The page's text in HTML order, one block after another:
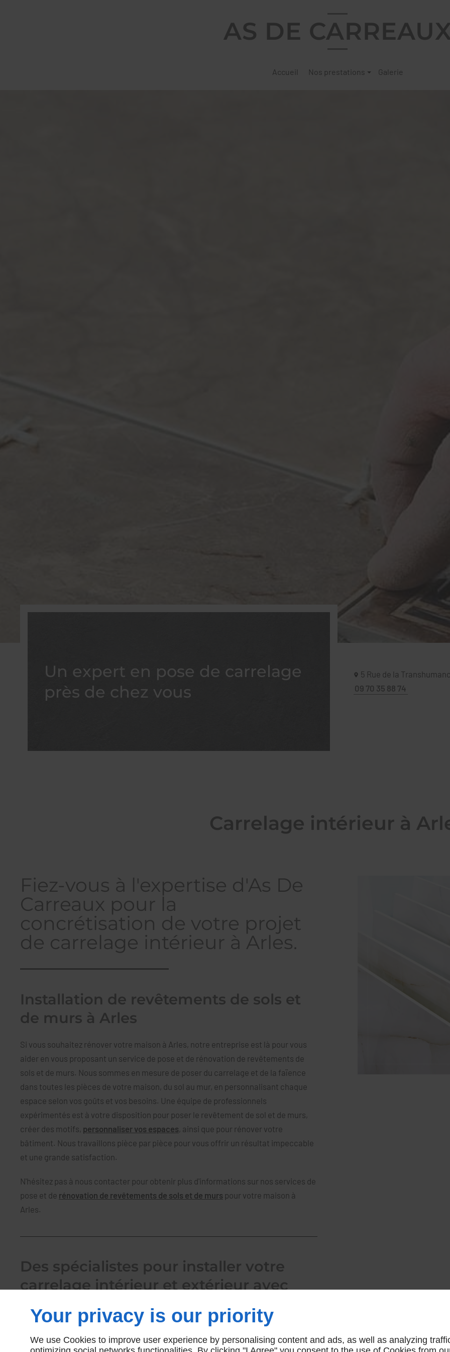
Un expert en pose de carrelage
près de chez vous
5 Rue de la
09 70 35 88 74
AS DE
Accueil Nos prestations Galerie
Carrelage intérieur à
Fiez-vous à l'expertise d'As De
Carreaux pour la
concrétisation de votre projet
de carrelage intérieur à Arles.
Installation de revêtements de sols et
de murs à Arles
Si vous souhaitez rénover votre maison à Arles, notre entreprise est là pour vous
aider en vous proposant un service de pose et de rénovation de revêtements de
sols et de murs. Nous sommes en mesure de poser du carrelage et de la faïence
dans toutes les pièces de votre maison, du sol au mur, en personnalisant chaque
espace selon vos goûts et vos besoins. Une équipe de professionnels
expérimentés est à votre disposition pour poser le revêtement de sol et de murs,
créer des motifs, personnaliser vos espaces, ainsi que pour rénover votre
bâtiment. Nous travaillons pièce par pièce pour vous offrir un résultat impeccable
et une grande satisfaction.
N'hésitez pas à nous contacter pour obtenir plus d'informations sur nos services de
pose et de rénovation de revêtements de sols et de murs pour votre maison à
Arles.
Des spécialistes pour installer votre
carrelage intérieur et extérieur avec
Si vous cherchez des experts en revêtements de sols et de murs pour réaliser le
carrelage intérieur et extérieur de votre logement à Arles, vous êtes au bon
Your privacy is our priority
We use Cookies to improve user experience by personalising content and ads, as well as analyzing